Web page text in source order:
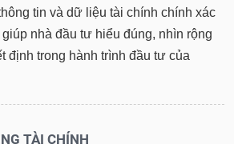
tin và dữ liệu tài chính chính xác
nhà đầu tư hiểu đúng, nhìn rộng
định trong hành trình đầu tư của
TÀI CHÍNH